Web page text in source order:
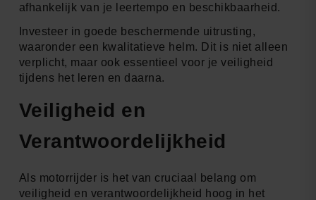
afhankelijk van je leertempo en beschikbaarheid.
Investeer in goede beschermende uitrusting,
waaronder een kwalitatieve helm. Dit is niet alleen
verplicht, maar ook essentieel voor je veiligheid
tijdens het leren en daarna.
Veiligheid en
Verantwoordelijkheid
Als motorrijder is het van cruciaal belang om
veiligheid en verantwoordelijkheid hoog in het